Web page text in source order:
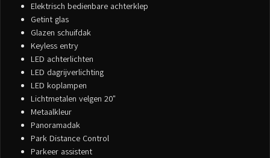
Elektrisch bedienbare achterklep
Getint glas
Glazen schuifdak
Keyless entry
LED achterlichten
LED dagrijverlichting
LED koplampen
Lichtmetalen velgen 20"
Metaalkleur
Panoramadak
Park Distance Control
Parkeer assistent